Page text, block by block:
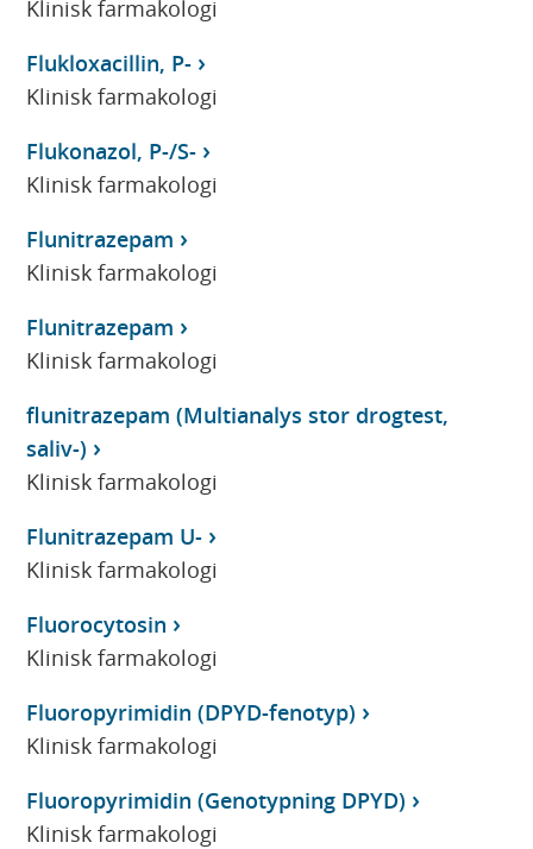
Klinisk farmakologi
Flukloxacillin, P-
Klinisk farmakologi
Flukonazol, P-/S-
Klinisk farmakologi
Flunitrazepam
Klinisk farmakologi
Flunitrazepam
Klinisk farmakologi
flunitrazepam (Multianalys stor drogtest,
saliv-)
Klinisk farmakologi
Flunitrazepam U-
Klinisk farmakologi
Fluorocytosin
Klinisk farmakologi
Fluoropyrimidin (DPYD-fenotyp)
Klinisk farmakologi
Fluoropyrimidin (Genotypning DPYD)
Klinisk farmakologi